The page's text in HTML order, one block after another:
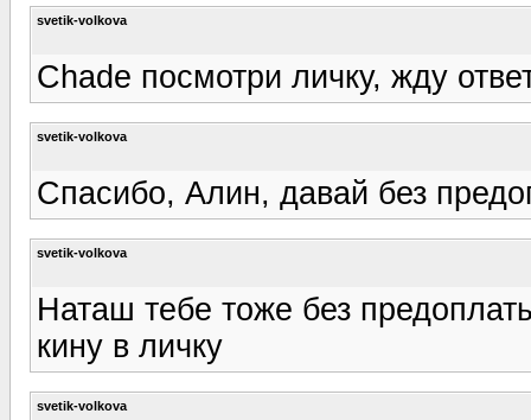
svetik-volkova
Chade посмотри личку, жду
svetik-volkova
Спасибо, Алин, давай без
svetik-volkova
Наташ тебе тоже без
кину в личку
svetik-volkova